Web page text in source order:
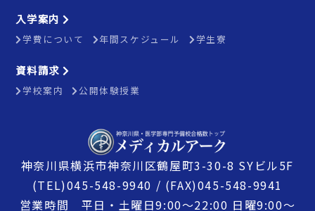
入学案内
学費について 年間スケジュール 学生寮
資料請求
学校案内 公開体験授業
神奈川県横浜市神奈川区鶴屋町3-30-8 SYビル5F
(TEL)045-548-9940 / (FAX)045-548-9941
営業時間 平日・土曜日9:00〜22:00 日曜9:00〜